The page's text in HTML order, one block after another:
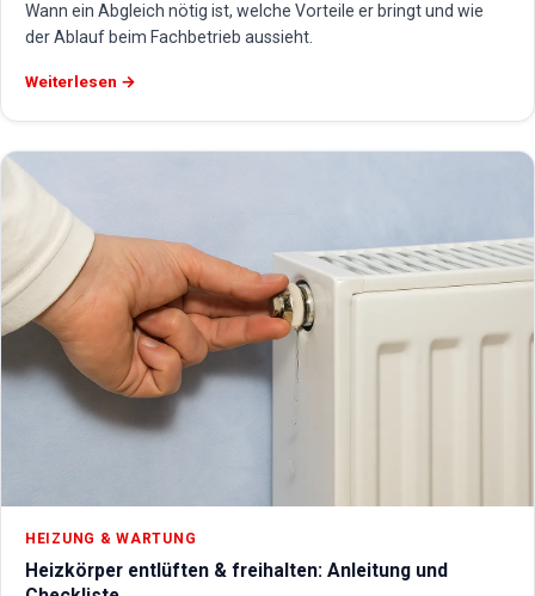
Wann ein Abgleich nötig ist, welche Vorteile er bringt und wie
der Ablauf beim Fachbetrieb aussieht.
Weiterlesen →
HEIZUNG & WARTUNG
Heizkörper entlüften & freihalten: Anleitung und